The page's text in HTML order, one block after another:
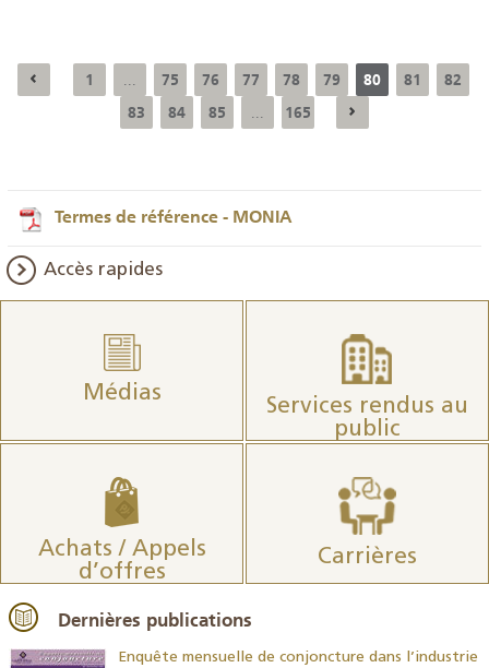
1 75 76 77 78 79 80 81
82
83
84 85 165
Termes de référence - MONIA
Accès rapides
Médias
Services rendus au
public
Achats / Appels
d’offres
Carrières
Dernières publications
Enquête mensuelle de conjoncture dans l’industrie